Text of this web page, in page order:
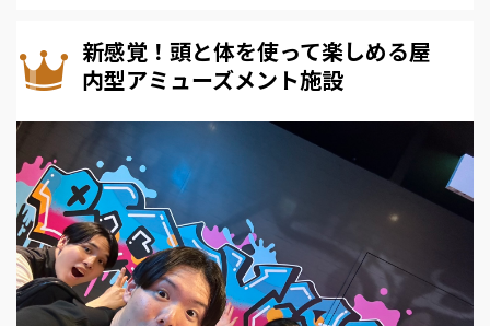
新感覚！頭と体を使って楽しめる屋
内型アミューズメント施設